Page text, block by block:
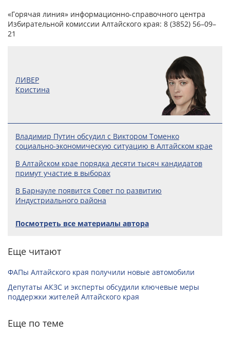
«Горячая линия» информационно-справочного центра
Избирательной комиссии Алтайского края: 8 (3852) 56–09–
21
ЛИВЕР
Кристина
Владимир Путин обсудил с Виктором Томенко
социально-экономическую ситуацию в Алтайском крае
В Алтайском крае порядка десяти тысяч кандидатов
примут участие в выборах
В Барнауле появится Совет по развитию
Индустриального района
Посмотреть все материалы автора
Еще читают
ФАПы Алтайского края получили новые автомобили
Депутаты АКЗС и эксперты обсудили ключевые меры
поддержки жителей Алтайского края
Еще по теме